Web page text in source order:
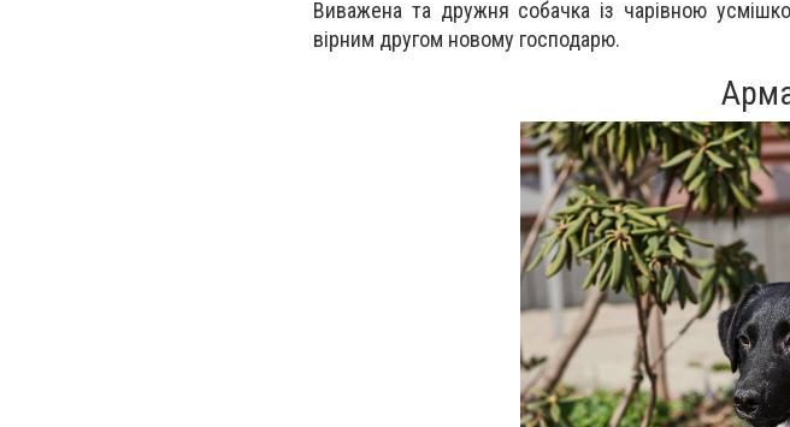
Виважена та дружня собачка із чарівною
вірним другом новому господарю.